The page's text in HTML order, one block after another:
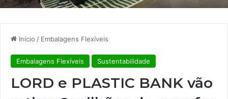
Início / Embalagens Flexíveis
Embalagens Flexíveis Sustentabilidade
LORD e PLASTIC BANK vão